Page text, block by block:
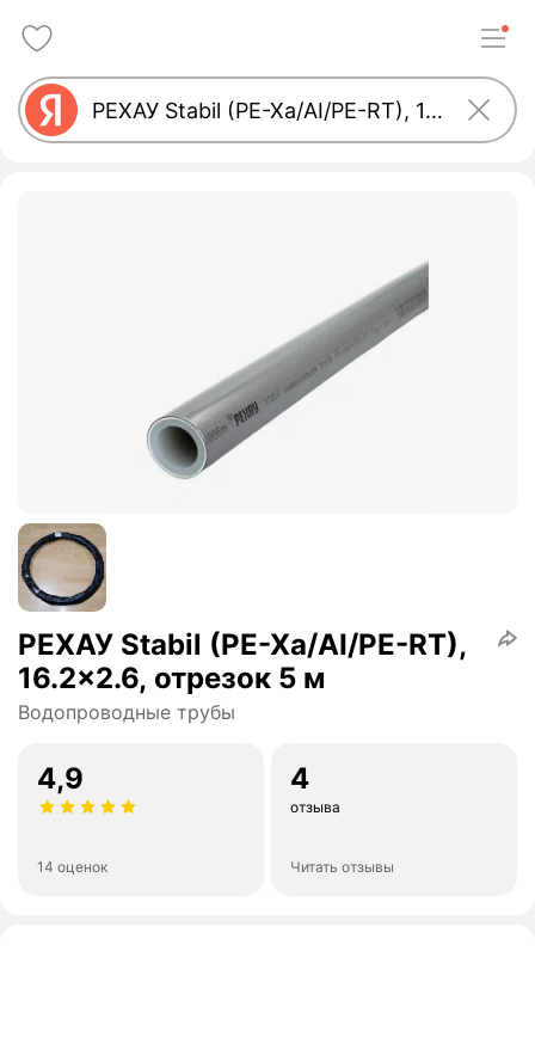
РЕХАУ Stabil (PE-Xa/AI/PE-RT),
16.2x2.6, отрезок 5 м
Водопроводные трубы
4,9
14 оценок
4
отзыва
Читать отзывы